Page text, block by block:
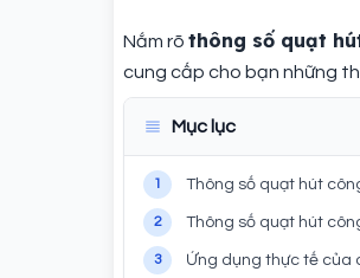
Nắm rõ thông số quạt
cung cấp cho bạn những
Mục lục
1 Thông số quạt hút
2 Thông số quạt hút
3 Ứng dụng thực tế của